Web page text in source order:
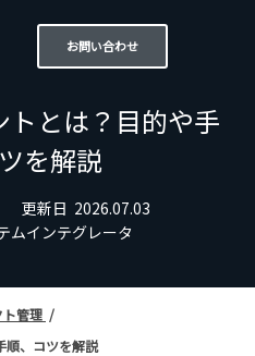
お問い合わせ
とは？目的や手
を解説
更新日 2026.07.03
ムインテグレータ
管理
順、コツを解説